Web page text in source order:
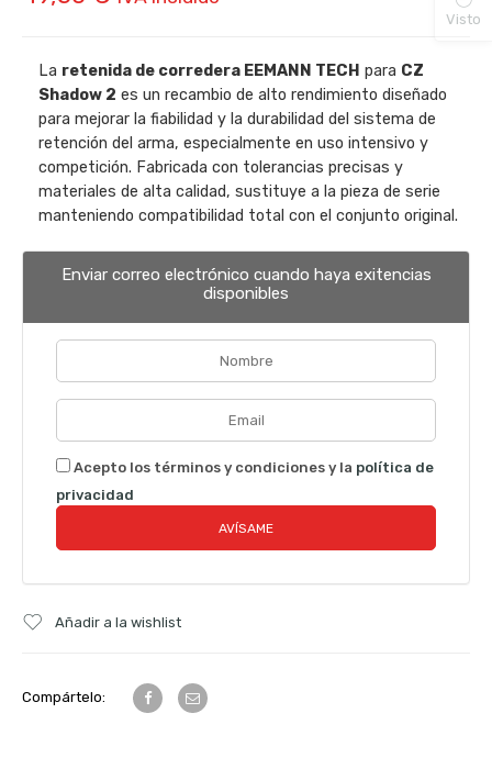
La retenida de corredera EEMANN TECH para CZ
Shadow 2 es un recambio de alto rendimiento diseñado
para mejorar la fiabilidad y la durabilidad del sistema de
retención del arma, especialmente en uso intensivo y
competición. Fabricada con tolerancias precisas y
materiales de alta calidad, sustituye a la pieza de serie
manteniendo compatibilidad total con el conjunto original.
Enviar correo electrónico cuando haya exitencias
disponibles
Acepto los términos y condiciones y la política de
privacidad
Añadir a la wishlist
Compártelo:
Visto